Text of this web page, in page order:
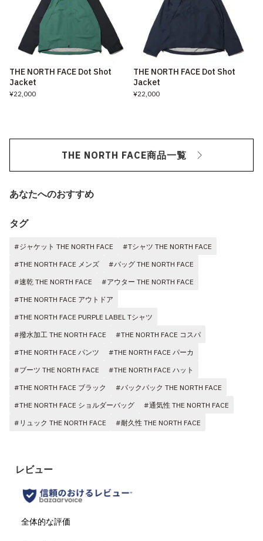
THE NORTH FACE Dot Shot
Jacket
¥22,000
THE NORTH FACE Dot Shot
Jacket
¥22,000
THE NORTH FACE商品一覧
あなたへのおすすめ
タグ
#ジャケット THE NORTH FACE
#Tシャツ THE NORTH FACE
#THE NORTH FACE メンズ
#バッグ THE NORTH FACE
#速乾 THE NORTH FACE
#アウター THE NORTH FACE
#THE NORTH FACE アウトドア
#THE NORTH FACE PURPLE LABEL Tシャツ
#撥水加工 THE NORTH FACE
#THE NORTH FACE コスパ
#THE NORTH FACE パンツ
#THE NORTH FACE パーカ
#ブーツ THE NORTH FACE
#THE NORTH FACE ハット
#THE NORTH FACE ブラック
#バックパック THE NORTH FACE
#THE NORTH FACE ショルダーバッグ
#通気性 THE NORTH FACE
#リュック THE NORTH FACE
#耐久性 THE NORTH FACE